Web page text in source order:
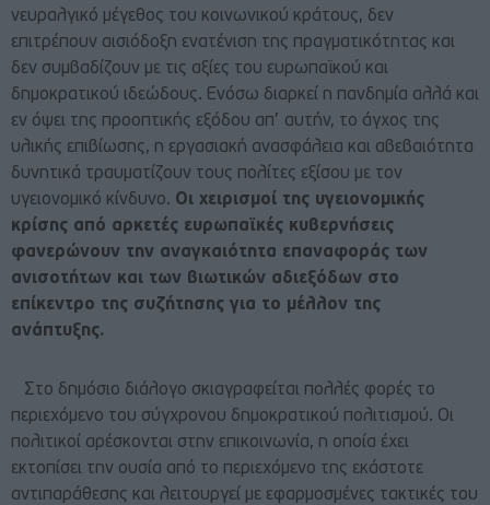
νευραλγικό μέγεθος του κοινωνικού κράτους, δεν
επιτρέπουν αισιόδοξη ενατένιση της πραγματικότητας και
δεν συμβαδίζουν με τις αξίες του ευρωπαϊκού και
δημοκρατικού ιδεώδους. Ενόσω διαρκεί η πανδημία αλλά και
εν όψει της προοπτικής εξόδου απ’ αυτήν, το άγχος της
υλικής επιβίωσης, η εργασιακή ανασφάλεια και αβεβαιότητα
δυνητικά τραυματίζουν τους πολίτες εξίσου με τον
υγειονομικό κίνδυνο. Οι χειρισμοί της υγειονομικής
κρίσης από αρκετές ευρωπαϊκές κυβερνήσεις
φανερώνουν την αναγκαιότητα επαναφοράς των
ανισοτήτων και των βιωτικών αδιεξόδων στο
επίκεντρο της συζήτησης για το μέλλον της
ανάπτυξης.
Στο δημόσιο διάλογο σκιαγραφείται πολλές φορές το
περιεχόμενο του σύγχρονου δημοκρατικού πολιτισμού. Οι
πολιτικοί αρέσκονται στην επικοινωνία, η οποία έχει
εκτοπίσει την ουσία από το περιεχόμενο της εκάστοτε
αντιπαράθεσης και λειτουργεί με εφαρμοσμένες τακτικές του